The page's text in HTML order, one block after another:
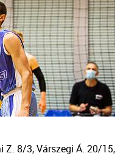
Z. 8/3, Várszegi Á. 20/15,